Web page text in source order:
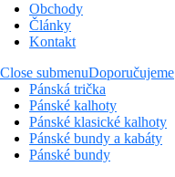
Obchody
Články
Kontakt
Close submenuDoporučujeme
Pánská trička
Pánské kalhoty
Pánské klasické kalhoty
Pánské bundy a kabáty
Pánské bundy